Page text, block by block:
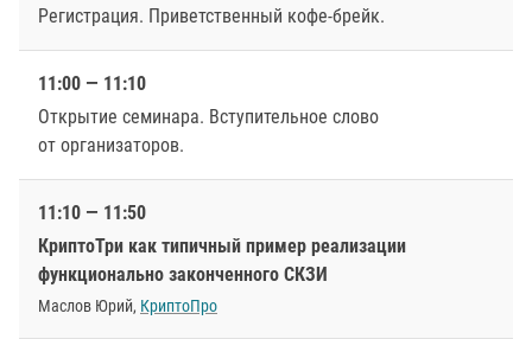
Регистрация. Приветственный кофе-брейк.
11:00 — 11:10
Открытие семинара. Вступительное слово
от организаторов.
11:10 — 11:50
КриптоТри как типичный пример реализации
функционально законченного СКЗИ
Маслов Юрий, КриптоПро